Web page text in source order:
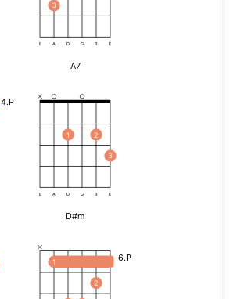
3
E A D G B E
4.P
A7
1 2
3
E A D G B E
D#m
6.P
1
2